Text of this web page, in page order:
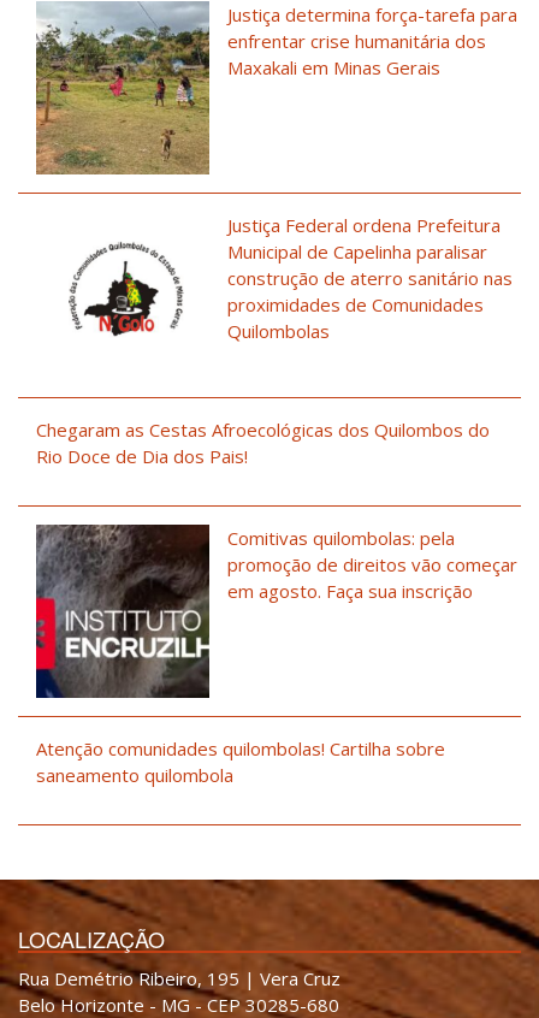
Justiça determina força-tarefa para
enfrentar crise humanitária dos
Maxakali em Minas Gerais
Justiça Federal ordena Prefeitura
Municipal de Capelinha paralisar
construção de aterro sanitário nas
proximidades de Comunidades
Quilombolas
Chegaram as Cestas Afroecológicas dos Quilombos do
Rio Doce de Dia dos Pais!
Comitivas quilombolas: pela
promoção de direitos vão começar
em agosto. Faça sua inscrição
Atenção comunidades quilombolas! Cartilha sobre
saneamento quilombola
LOCALIZAÇÃO
Rua Demétrio Ribeiro, 195 | Vera Cruz
Belo Horizonte - MG - CEP 30285-680